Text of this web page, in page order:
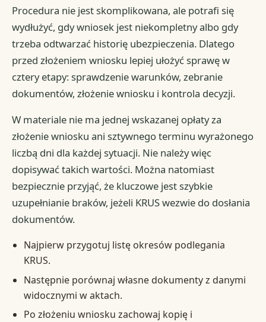
Procedura nie jest skomplikowana, ale potrafi się
wydłużyć, gdy wniosek jest niekompletny albo gdy
trzeba odtwarzać historię ubezpieczenia. Dlatego
przed złożeniem wniosku lepiej ułożyć sprawę w
cztery etapy: sprawdzenie warunków, zebranie
dokumentów, złożenie wniosku i kontrola decyzji.
W materiale nie ma jednej wskazanej opłaty za
złożenie wniosku ani sztywnego terminu wyrażonego
liczbą dni dla każdej sytuacji. Nie należy więc
dopisywać takich wartości. Można natomiast
bezpiecznie przyjąć, że kluczowe jest szybkie
uzupełnianie braków, jeżeli KRUS wezwie do dosłania
dokumentów.
Najpierw przygotuj listę okresów podlegania
KRUS.
Następnie porównaj własne dokumenty z danymi
widocznymi w aktach.
Po złożeniu wniosku zachowaj kopię i